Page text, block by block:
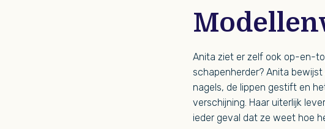
Anita ziet er zelf ook op-en-
schapenherder? Anita
nagels, de lippen gestift en
verschijning. Haar uiterlijk
ieder geval dat ze weet hoe